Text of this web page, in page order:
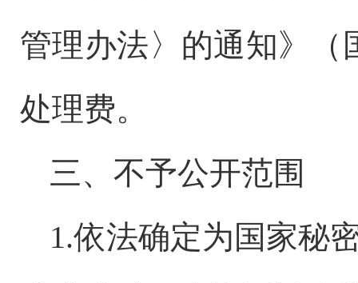
管理办法〉的通知》（
处理费。
三、不予公开范围
1.依法确定为国家秘